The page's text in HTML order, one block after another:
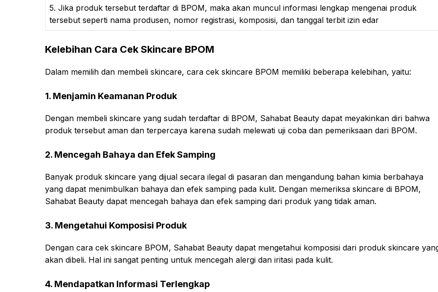
5. Jika produk tersebut terdaftar di BPOM, maka akan muncul informasi lengkap mengenai produk
tersebut seperti nama produsen, nomor registrasi, komposisi, dan tanggal terbit izin edar
Kelebihan Cara Cek Skincare BPOM
Dalam memilih dan membeli skincare, cara cek skincare BPOM memiliki beberapa kelebihan, yaitu:
1. Menjamin Keamanan Produk
Dengan membeli skincare yang sudah terdaftar di BPOM, Sahabat Beauty dapat meyakinkan diri bahwa
produk tersebut aman dan terpercaya karena sudah melewati uji coba dan pemeriksaan dari BPOM.
2. Mencegah Bahaya dan Efek Samping
Banyak produk skincare yang dijual secara ilegal di pasaran dan mengandung bahan kimia berbahaya
yang dapat menimbulkan bahaya dan efek samping pada kulit. Dengan memeriksa skincare di BPOM,
Sahabat Beauty dapat mencegah bahaya dan efek samping dari produk yang tidak aman.
3. Mengetahui Komposisi Produk
Dengan cara cek skincare BPOM, Sahabat Beauty dapat mengetahui komposisi dari produk skincare
akan dibeli. Hal ini sangat penting untuk mencegah alergi dan iritasi pada kulit.
4. Mendapatkan Informasi Terlengkap